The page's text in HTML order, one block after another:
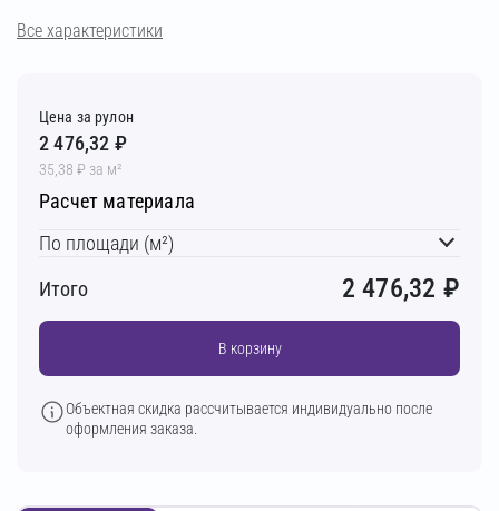
Все характеристики
Цена за рулон
2 476,32 ₽
35,38 ₽ за м²
Расчет материала
По площади (м²)
Итого
2 476,32 ₽
В корзину
Объектная скидка рассчитывается индивидуально после
оформления заказа.